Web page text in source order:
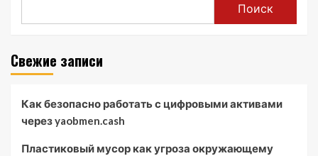
Поиск
Свежие записи
Как безопасно работать с цифровыми активами
через yaobmen.cash
Пластиковый мусор как угроза окружающему